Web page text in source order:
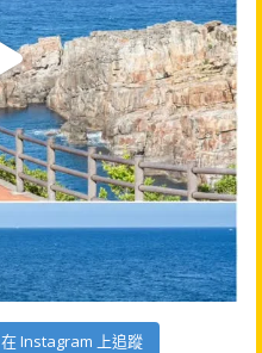
在 Instagram 上追蹤